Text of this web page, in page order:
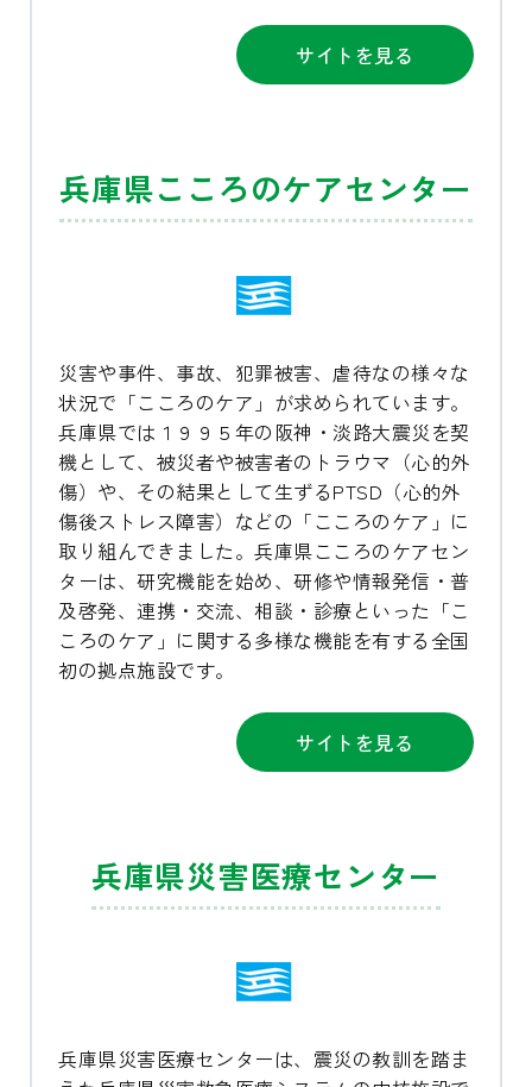
サイトを見る
兵庫県こころのケアセンター
災害や事件、事故、犯罪被害、虐待なの様々な
状況で「こころのケア」が求められています。
兵庫県では１９９５年の阪神・淡路大震災を契
機として、被災者や被害者のトラウマ（心的外
傷）や、その結果として生ずるPTSD（心的外
傷後ストレス障害）などの「こころのケア」に
取り組んできました。兵庫県こころのケアセン
ターは、研究機能を始め、研修や情報発信・普
及啓発、連携・交流、相談・診療といった「こ
ころのケア」に関する多様な機能を有する全国
初の拠点施設です。
サイトを見る
兵庫県災害医療センター
兵庫県災害医療センターは、震災の教訓を踏ま